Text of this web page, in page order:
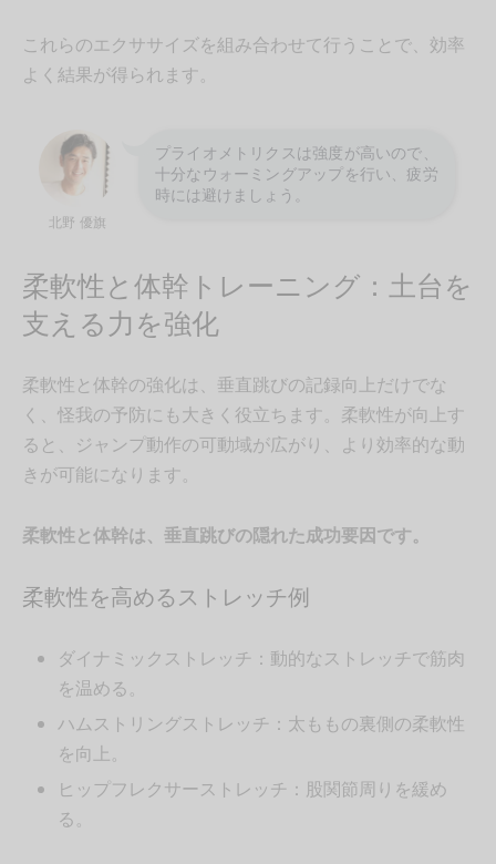
これらのエクササイズを組み合わせて行うことで、効率
よく結果が得られます。
北野 優旗
プライオメトリクスは強度が高いので、
十分なウォーミングアップを行い、疲労
時には避けましょう。
柔軟性と体幹トレーニング：土台を
支える力を強化
柔軟性と体幹の強化は、垂直跳びの記録向上だけでな
く、怪我の予防にも大きく役立ちます。柔軟性が向上す
ると、ジャンプ動作の可動域が広がり、より効率的な動
きが可能になります。
柔軟性と体幹は、垂直跳びの隠れた成功要因です。
柔軟性を高めるストレッチ例
ダイナミックストレッチ：動的なストレッチで筋肉
を温める。
ハムストリングストレッチ：太ももの裏側の柔軟性
を向上。
ヒップフレクサーストレッチ：股関節周りを緩め
る。